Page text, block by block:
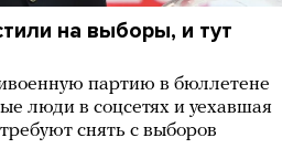
на выборы, и тут
партию в бюллетене
люди в соцсетях и уехавшая
снять с выборов